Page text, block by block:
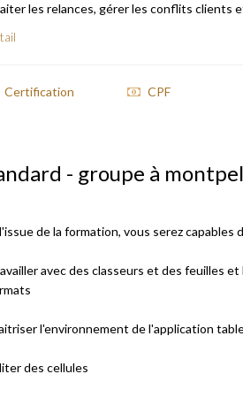
les relances, gérer les conflits clients
Certification CPF
- groupe à
de la formation, vous serez capables
avec des classeurs et des feuilles
l'environnement de l'application
des cellules